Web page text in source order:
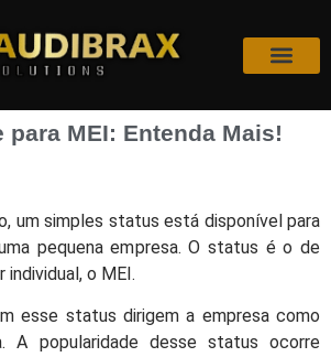
para MEI: Entenda Mais!
um simples status está disponível para
pequena empresa. O status é o de
o MEI.
esse status dirigem a empresa como
A popularidade desse status ocorre